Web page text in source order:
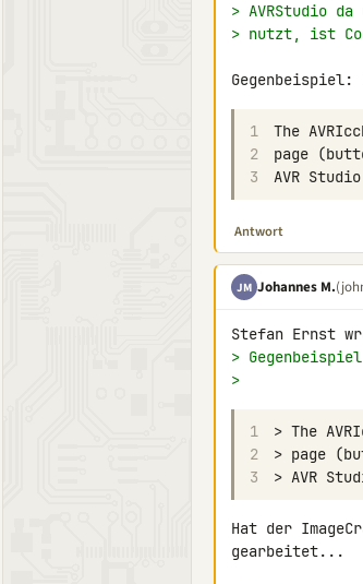
> AVRStudio
> nutzt, ist
Gegenbeispiel:
1
2
3
Antwort
JM Johannes M.
>
>
1
2
3
Hat der
gearbeitet...